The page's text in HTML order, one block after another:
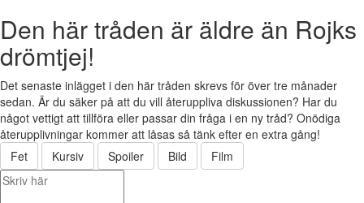
Den här tråden är äldre än Rojks
drömtjej!
Det senaste inlägget i den här tråden skrevs för över tre månader
sedan. Är du säker på att du vill återuppliva diskussionen? Har du
något vettigt att tillföra eller passar din fråga i en ny tråd? Onödiga
återupplivningar kommer att låsas så tänk efter en extra gång!
Fet
Kursiv Spoiler Bild Film